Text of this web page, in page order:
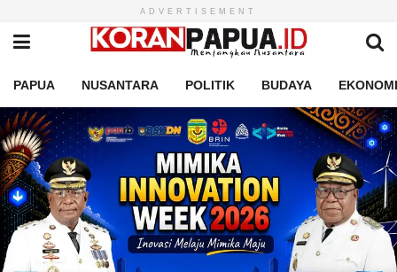
ADVERTISEMENT
PAPUA NUSANTARA POLITIK BUDAYA EKONOMI